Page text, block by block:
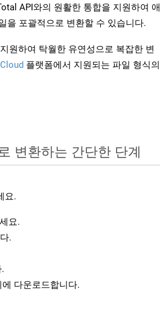
API와의 원활한 통합을 지원하여 애
을 포괄적으로 변환할 수 있습니다.
원하여 탁월한 유연성으로 복잡한 변
플랫폼에서 지원되는 파일 형식의
변환하는 간단한 단계
요.
요.
.
다운로드합니다.